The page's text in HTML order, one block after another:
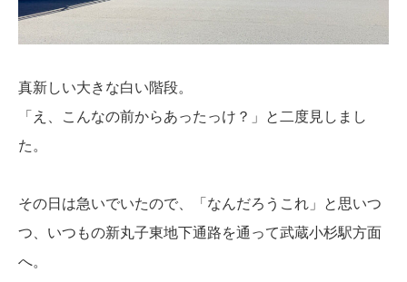
真新しい大きな白い階段。
「え、こんなの前からあったっけ？」と二度見しまし
た。
その日は急いでいたので、「なんだろうこれ」と思いつ
つ、いつもの新丸子東地下通路を通って武蔵小杉駅方面
へ。